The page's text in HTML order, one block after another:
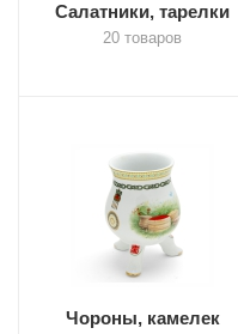
Салатники, тарелки
20 товаров
Чороны, камелек